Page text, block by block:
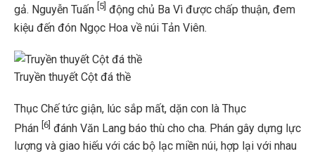
gả. Nguyễn Tuấn [5] động chủ Ba Vì được chấp thuận, đem
kiệu đến đón Ngọc Hoa về núi Tản Viên.
Truyền thuyết Cột đá thề
Thục Chế tức giận, lúc sắp mất, dặn con là Thục
Phán [6] đánh Văn Lang báo thù cho cha. Phán gây dựng lực
lượng và giao hiếu với các bộ lạc miền núi, hợp lại với nhau